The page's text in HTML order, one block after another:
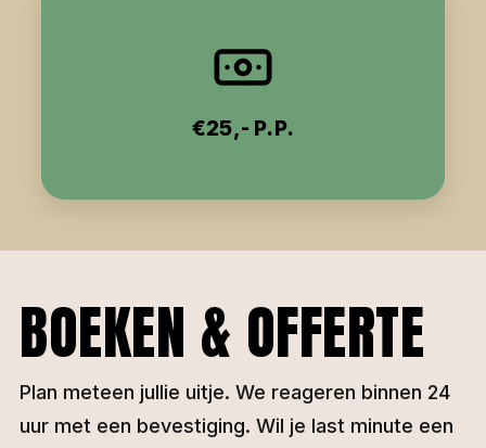
€25,- P.P.
BOEKEN & OFFERTE
Plan meteen jullie uitje. We reageren binnen 24
uur met een bevestiging. Wil je last minute een